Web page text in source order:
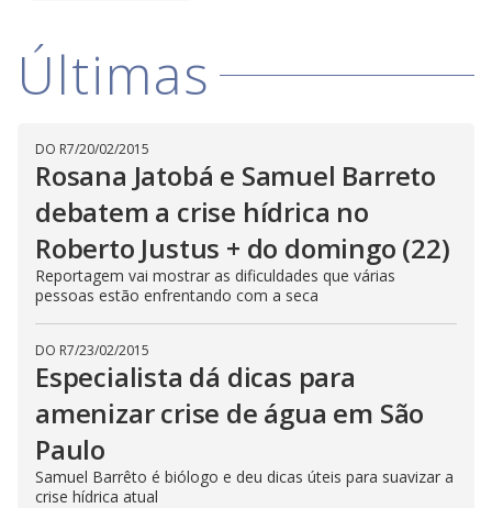
e
o
Últimas
DO R7/20/02/2015
Rosana Jatobá e Samuel Barreto
debatem a crise hídrica no
Roberto Justus + do domingo (22)
Reportagem vai mostrar as dificuldades que várias
pessoas estão enfrentando com a seca
DO R7/23/02/2015
Especialista dá dicas para
amenizar crise de água em São
Paulo
Samuel Barrêto é biólogo e deu dicas úteis para suavizar a
crise hídrica atual